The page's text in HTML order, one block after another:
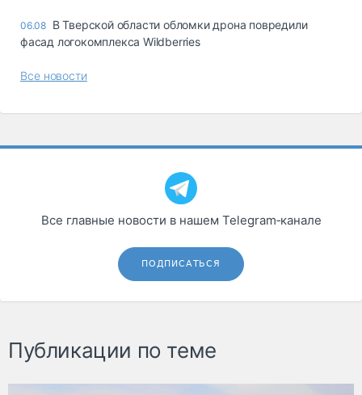
06.08 В Тверской области обломки дрона повредили
фасад логокомплекса Wildberries
Все новости
Все главные новости в нашем Telegram‑канале
ПОДПИСАТЬСЯ
Публикации по теме